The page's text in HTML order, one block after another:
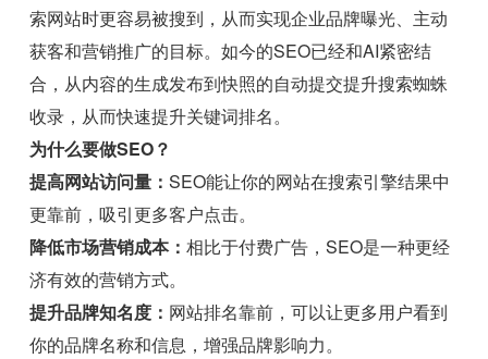
索网站时更容易被搜到，从而实现企业品牌曝光、主动
获客和营销推广的目标。如今的SEO已经和AI紧密结
合，从内容的生成发布到快照的自动提交提升搜索蜘蛛
收录，从而快速提升关键词排名。
为什么要做SEO？
提高网站访问量：SEO能让你的网站在搜索引擎结果中
更靠前，吸引更多客户点击。
降低市场营销成本：相比于付费广告，SEO是一种更经
济有效的营销方式。
提升品牌知名度： 网站排名靠前，可以让更多用户看到
你的品牌名称和信息，增强品牌影响力。